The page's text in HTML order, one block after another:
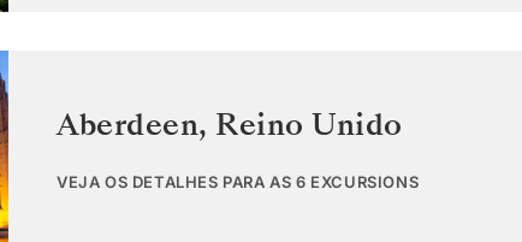
Aberdeen, Reino Unido
VEJA OS DETALHES PARA AS 6 EXCURSIONS